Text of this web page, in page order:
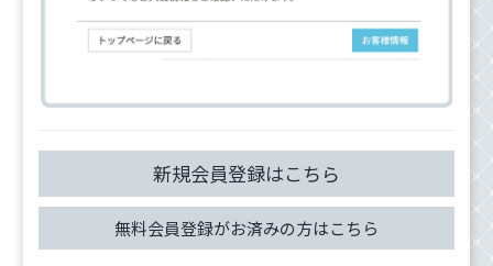
新規会員登録はこちら
無料会員登録がお済みの方はこちら